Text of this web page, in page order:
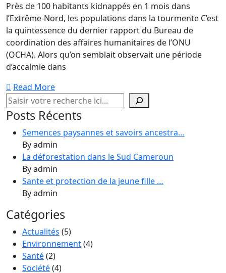
Près de 100 habitants kidnappés en 1 mois dans
l’Extrême-Nord, les populations dans la tourmente C’est
la quintessence du dernier rapport du Bureau de
coordination des affaires humanitaires de l’ONU
(OCHA). Alors qu’on semblait observait une période
d’accalmie dans
Read More
Rechercher
Posts Récents
Semences paysannes et savoirs ancestra…
By admin
La déforestation dans le Sud Cameroun
By admin
Sante et protection de la jeune fille …
By admin
Catégories
Actualités (5)
Environnement(4)
Santé(2)
Société(4)